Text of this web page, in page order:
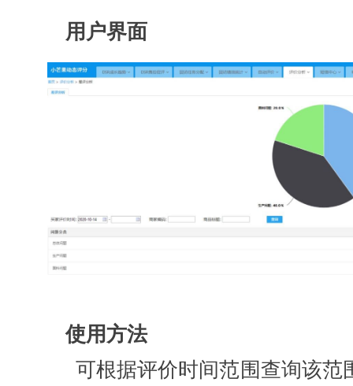
用户界面
使用方法
可根据评价时间范围查询该范